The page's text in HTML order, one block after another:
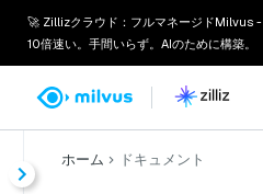
🚀 Zillizクラウド：フルマネージドMilvus -
10倍速い。手間いらず。AIのために構築。
ホーム ドキュメント